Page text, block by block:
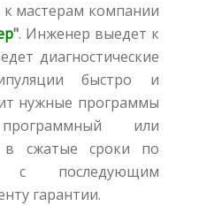
к мастерам компании
". Инженер выедет к
диагностические
быстро и
нужные программы
или
в сжатые сроки по
с последующим
гарантии.